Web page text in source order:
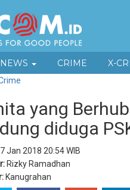
NEWS CRIME X-
yang
diduga
Jan 2018 20:54 WIB
Rizky Ramadhan
Kanugrahan